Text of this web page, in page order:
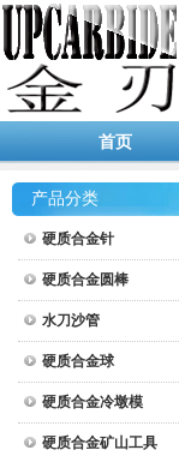
首页
产品分类
硬质合金针
硬质合金圆棒
水刀沙管
硬质合金球
硬质合金冷墩模
硬质合金矿山工具